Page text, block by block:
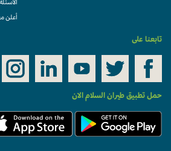
الأسئلة
أعلن معنا
تابعنا على
حمل تطبيق طيران السلام الان